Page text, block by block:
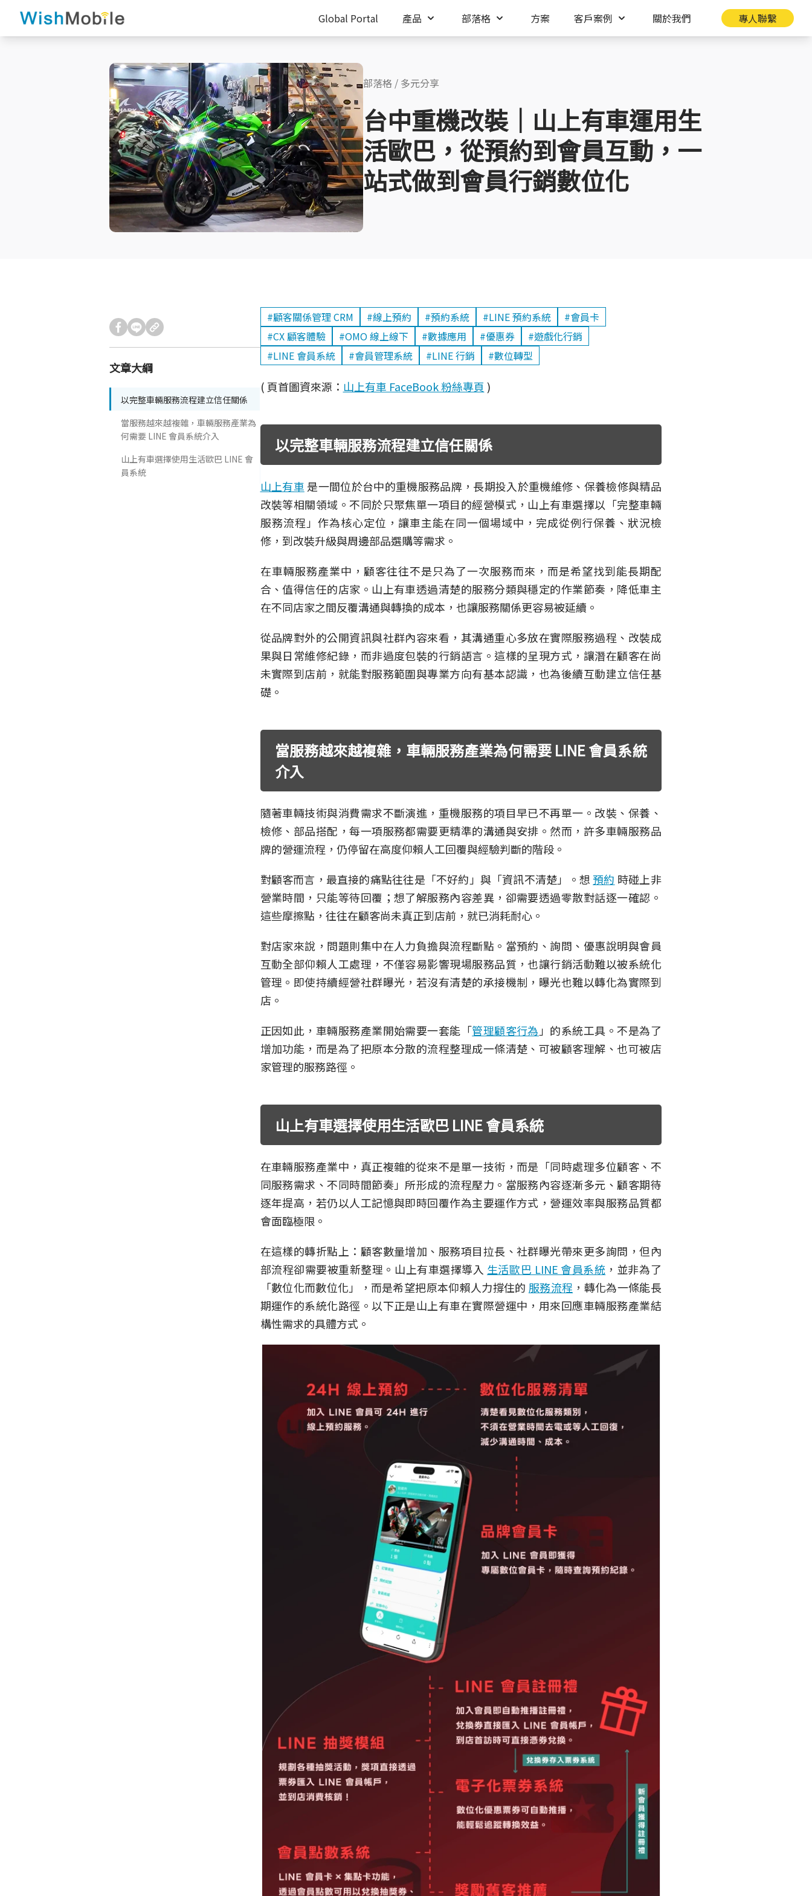
Global Portal 產品 部落格 方案 客戶案例 關於我們 專人聯繫
部落格 / 多元分享
台中重機改裝｜山上有車運用生
活歐巴，從預約到會員互動，一
站式做到會員行銷數位化
文章大綱
以完整車輛服務流程建立信任關係
當服務越來越複雜，車輛服務產業為
何需要 LINE 會員系統介入
山上有車選擇使用生活歐巴 LINE 會
員系統
#顧客關係管理 CRM #線上預約 #預約系統 #LINE 預約系統
#會員卡
#CX 顧客體驗
#OMO 線上線下 #數據應用 #優惠券
#遊戲化行銷
#LINE 會員系統
#會員管理系統 #LINE 行銷 #數位轉型
( 頁首圖資來源： 山上有車 FaceBook 粉絲專頁 )
以完整車輛服務流程建立信任關係
山上有車 是一間位於台中的重機服務品牌，長期投入於重機維修、保養檢修與精品
改裝等相關領域。不同於只聚焦單一項目的經營模式，山上有車選擇以「完整車輛
服務流程」作為核心定位，讓車主能在同一個場域中，完成從例行保養、狀況檢
修，到改裝升級與周邊部品選購等需求。
在車輛服務產業中，顧客往往不是只為了一次服務而來，而是希望找到能長期配
合、值得信任的店家。山上有車透過清楚的服務分類與穩定的作業節奏，降低車主
在不同店家之間反覆溝通與轉換的成本，也讓服務關係更容易被延續。
從品牌對外的公開資訊與社群內容來看，其溝通重心多放在實際服務過程、改裝成
果與日常維修紀錄，而非過度包裝的行銷語言。這樣的呈現方式，讓潛在顧客在尚
未實際到店前，就能對服務範圍與專業方向有基本認識，也為後續互動建立信任基
礎。
當服務越來越複雜，車輛服務產業為何需要 LINE 會員系統
介入
隨著車輛技術與消費需求不斷演進，重機服務的項目早已不再單一。改裝、保養、
檢修、部品搭配，每一項服務都需要更精準的溝通與安排。然而，許多車輛服務品
牌的營運流程，仍停留在高度仰賴人工回覆與經驗判斷的階段。
對顧客而言，最直接的痛點往往是「不好約」與「資訊不清楚」。想 預約 時碰上非
營業時間，只能等待回覆；想了解服務內容差異，卻需要透過零散對話逐一確認。
這些摩擦點，往往在顧客尚未真正到店前，就已消耗耐心。
對店家來說，問題則集中在人力負擔與流程斷點。當預約、詢問、優惠說明與會員
互動全部仰賴人工處理，不僅容易影響現場服務品質，也讓行銷活動難以被系統化
管理。即使持續經營社群曝光，若沒有清楚的承接機制，曝光也難以轉化為實際到
店。
正因如此，車輛服務產業開始需要一套能「管理顧客行為 」的系統工具。不是為了
增加功能，而是為了把原本分散的流程整理成一條清楚、可被顧客理解、也可被店
家管理的服務路徑。
山上有車選擇使用生活歐巴 LINE 會員系統
在車輛服務產業中，真正複雜的從來不是單一技術，而是「同時處理多位顧客、不
同服務需求、不同時間節奏」所形成的流程壓力。當服務內容逐漸多元、顧客期待
逐年提高，若仍以人工記憶與即時回覆作為主要運作方式，營運效率與服務品質都
會面臨極限。
在這樣的轉折點上：顧客數量增加、服務項目拉長、社群曝光帶來更多詢問，但內
部流程卻需要被重新整理。山上有車選擇導入 生活歐巴 LINE 會員系統 ，並非為了
「數位化而數位化」，而是希望把原本仰賴人力撐住的 服務流程 ，轉化為一條能長
期運作的系統化路徑。以下正是山上有車在實際營運中，用來回應車輛服務產業結
構性需求的具體方式。